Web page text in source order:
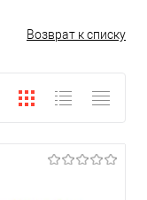
Возврат к списку